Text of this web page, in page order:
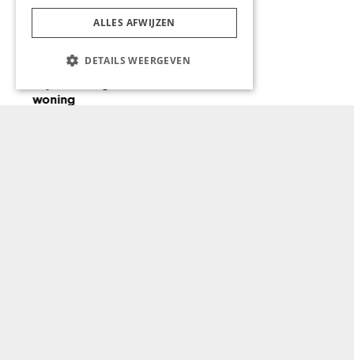
WONEN & INTERIEUR
Mijn Huis en Ik
ALLES AFWIJZEN
DETAILS WEERGEVEN